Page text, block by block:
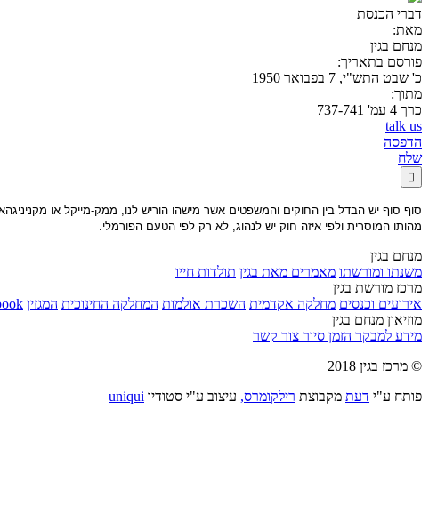
דברי הכנסת
מאת:
מנחם בגין
פורסם בתאריך:
כ' שבט התש"י, 7 בפבואר 1950
מתוך:
כרך 4 עמ' 737-741
talk us
הדפסה
שלח

סוף סוף יש הבדל בין החוקים והמשפטים אשר מישהו הוריש לנו, ממק-מייקל או
מהותו המוסרית ולפי איזה חוק יש לנהוג, לא רק לפי הטעם הפורמלי.
מנחם בגין
משנתו ומורשתו מאמרים מאת בגין תולדות חייו
מרכז מורשת בגין
אירועים וכנסים מחלקה אקדמית השכרת אולמות המחלקה החינוכית המגזין
מוזיאון מנחם בגין
מידע למבקר הזמן סיור צור קשר
© מרכז בגין 2018
פותח ע"י דעת מקבוצת רילקומרס, עיצוב ע"י סטודיו uniqui